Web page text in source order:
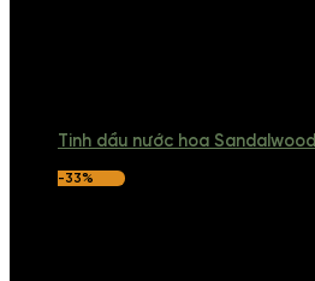
Tinh dầu nước hoa Sandalwood
-33%